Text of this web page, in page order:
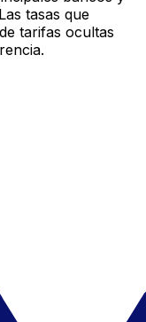
tasas que
tarifas ocultas